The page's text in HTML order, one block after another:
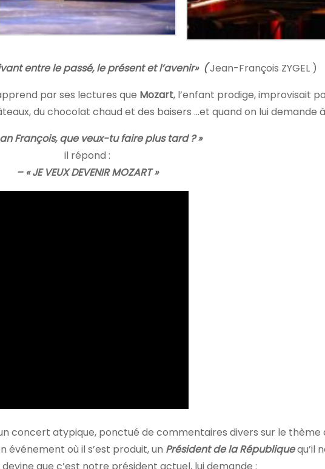
entre le passé, le présent et l’avenir» (Jean-François ZYGEL )
par ses lectures que Mozart, l’enfant prodige, improvisait
du chocolat chaud et des baisers …et quand on lui demande à
François, que veux-tu faire plus tard ? »
il répond :
– « JE VEUX DEVENIR MOZART »
concert atypique, ponctué de commentaires divers sur le thème
événement où il s’est produit, un Président de la Républiquequ’il